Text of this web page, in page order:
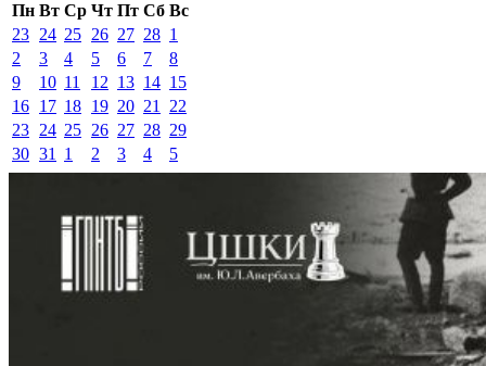
Пн Вт Ср Чт Пт Сб Вс
23 24 25 26 27 28 1
2
3 4 5 6 7
8
9
10 11 12 13 14 15
16 17 18 19 20 21
22
23 24 25 26 27 28 29
30 31 1 2 3 4 5